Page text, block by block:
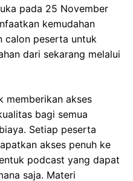
pada 25 November
kemudahan
calon peserta untuk
dari sekarang melalui
memberikan akses
bagi semua
Setiap peserta
akses penuh ke
podcast yang dapat
saja. Materi